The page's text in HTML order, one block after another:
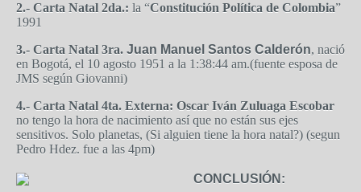
2.- Carta Natal 2da.: la “Constitución Política de Colombia”
1991
3.- Carta Natal 3ra. Juan Manuel Santos Calderón, nació
en Bogotá, el 10 agosto 1951 a la 1:38:44 am.(fuente esposa de
JMS según Giovanni)
4.- Carta Natal 4ta. Externa: Oscar Iván Zuluaga Escobar
no tengo la hora de nacimiento así que no están sus ejes
sensitivos. Solo planetas, (Si alguien tiene la hora natal?) (segun
Pedro Hdez. fue a las 4pm)
CONCLUSIÓN: